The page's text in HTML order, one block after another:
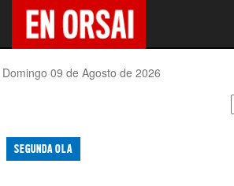
Domingo 09 de Agosto de 2026
SEGUNDA OLA